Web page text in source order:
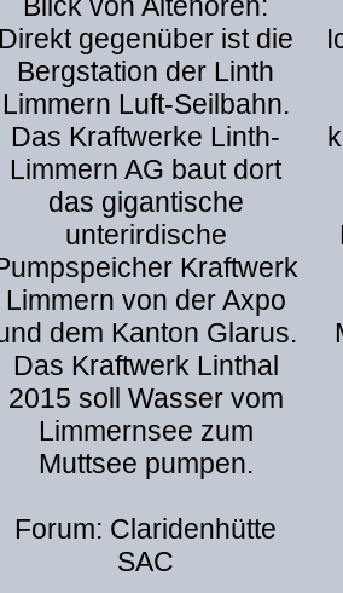
Direkt gegenüber ist die
Bergstation der Linth
Limmern Luft-Seilbahn.
Das Kraftwerke Linth-
Limmern AG baut dort
das gigantische
unterirdische
Kraftwerk
Limmern von der Axpo
dem Kanton Glarus.
Das Kraftwerk Linthal
2015 soll Wasser vom
Limmernsee zum
Muttsee pumpen.
Forum: Claridenhütte
SAC